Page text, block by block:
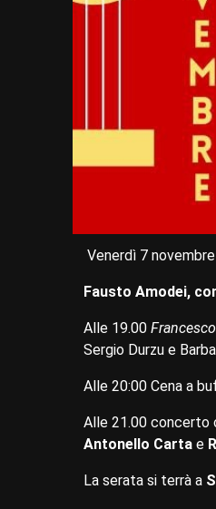
Venerdì 7
Fausto Amodei,
Alle 19.00
Sergio Durzu e
Alle 20:00 Cena a
Alle 21.00 concerto
Antonello Carta e
La serata si terrà a